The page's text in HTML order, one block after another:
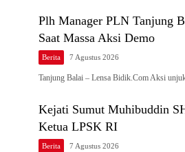
Plh Manager PLN Tanjung
Saat Massa Aksi Demo
Berita 7 Agustus 2026
Tanjung Balai – Lensa Bidik.Com Aksi
Kejati Sumut Muhibuddin
Ketua LPSK RI
Berita 7 Agustus 2026